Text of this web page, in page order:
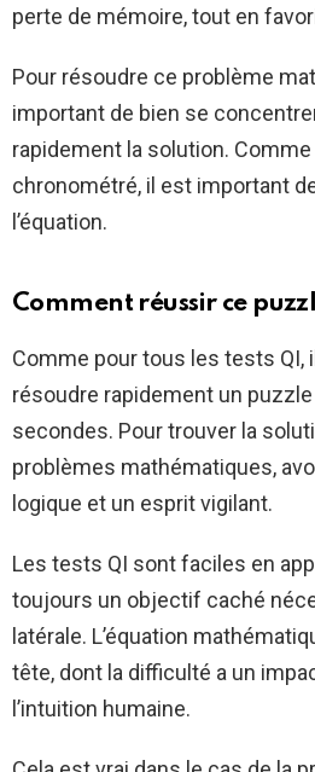
perte de mémoire, tout en
Pour résoudre ce problème
important de bien se
rapidement la solution.
chronométré, il est important
l’équation.
Comment réussir ce
Comme pour tous les tests QI,
résoudre rapidement un puzzle
secondes. Pour trouver la
problèmes mathématiques,
logique et un esprit vigilant.
Les tests QI sont faciles en
toujours un objectif caché
latérale. L’équation
tête, dont la difficulté a un
l’intuition humaine.